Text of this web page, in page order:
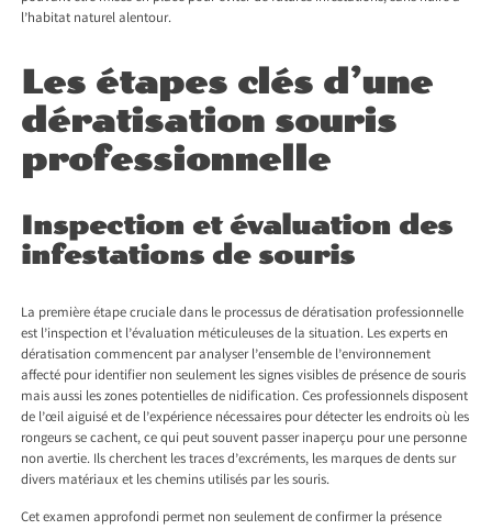
l’habitat naturel alentour.
Les étapes clés d’une
dératisation souris
professionnelle
Inspection et évaluation des
infestations de souris
La première étape cruciale dans le processus de dératisation professionnelle
est l’inspection et l’évaluation méticuleuses de la situation. Les experts en
dératisation commencent par analyser l’ensemble de l’environnement
affecté pour identifier non seulement les signes visibles de présence de souris
mais aussi les zones potentielles de nidification. Ces professionnels disposent
de l’œil aiguisé et de l’expérience nécessaires pour détecter les endroits où les
rongeurs se cachent, ce qui peut souvent passer inaperçu pour une personne
non avertie. Ils cherchent les traces d’excréments, les marques de dents sur
divers matériaux et les chemins utilisés par les souris.
Cet examen approfondi permet non seulement de confirmer la présence